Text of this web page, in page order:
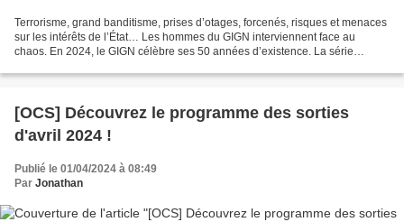
Terrorisme, grand banditisme, prises d’otages, forcenés, risques et menaces
sur les intérêts de l’État… Les hommes du GIGN interviennent face au
chaos. En 2024, le GIGN célèbre ses 50 années d’existence. La série
[OCS] Découvrez le programme des sorties
d'avril 2024 !
Publié le 01/04/2024 à 08:49
Par Jonathan